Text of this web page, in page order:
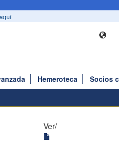
Hemeroteca
Socios
Ver/